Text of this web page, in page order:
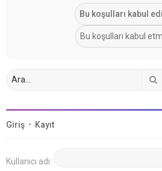
Giriş • Kayıt
Kullanıcı adı: